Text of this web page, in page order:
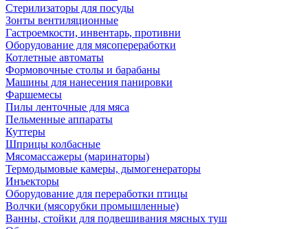
Стерилизаторы для посуды
Зонты вентиляционные
Гастроемкости, инвентарь, противни
Оборудование для мясопереработки
Котлетные автоматы
Формовочные столы и барабаны
Машины для нанесения панировки
Фаршемесы
Пилы ленточные для мяса
Пельменные аппараты
Куттеры
Шприцы колбасные
Мясомассажеры (маринаторы)
Термодымовые камеры, дымогенераторы
Инъекторы
Оборудование для переработки птицы
Волчки (мясорубки промышленные)
Ванны, стойки для подвешивания мясных туш